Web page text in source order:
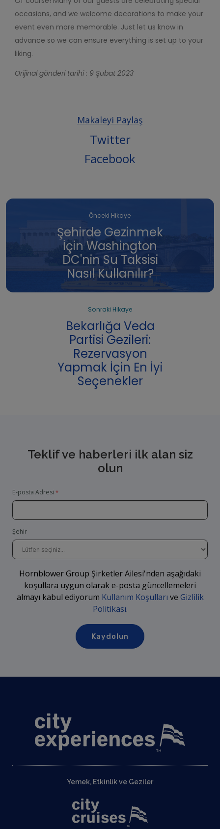
occasions, and we welcome decorations to make your
event even more memorable. Just let us know in
advance so we can ensure everything is set up to your
liking.
Orijinal gönderi tarihi : 9 Şubat 2023
Makaleyi Paylaş
Twitter
Facebook
Önceki Hikaye
Şehirde Gezinmek
İçin Washington
DC'nin Su Taksisi
Nasıl Kullanılır?
Sonraki Hikaye
Bekarlığa Veda
Partisi Gezileri:
Rezervasyon
Yapmak İçin En İyi
Seçenekler
Teklif ve haberleri ilk alan siz
olun
E-posta Adresi
Şehir
Hornblower Group Şirketler Ailesi'nden aşağıdaki
koşullara uygun olarak e-posta güncellemeleri
almayı kabul ediyorum Kullanım Koşulları ve Gizlilik
Politikası.
Yemek, Etkinlik ve Geziler